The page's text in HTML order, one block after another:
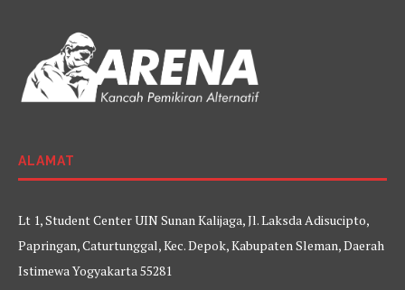
ALAMAT
Lt 1, Student Center UIN Sunan Kalijaga, Jl. Laksda Adisucipto,
Papringan, Caturtunggal, Kec. Depok, Kabupaten Sleman, Daerah
Istimewa Yogyakarta 55281